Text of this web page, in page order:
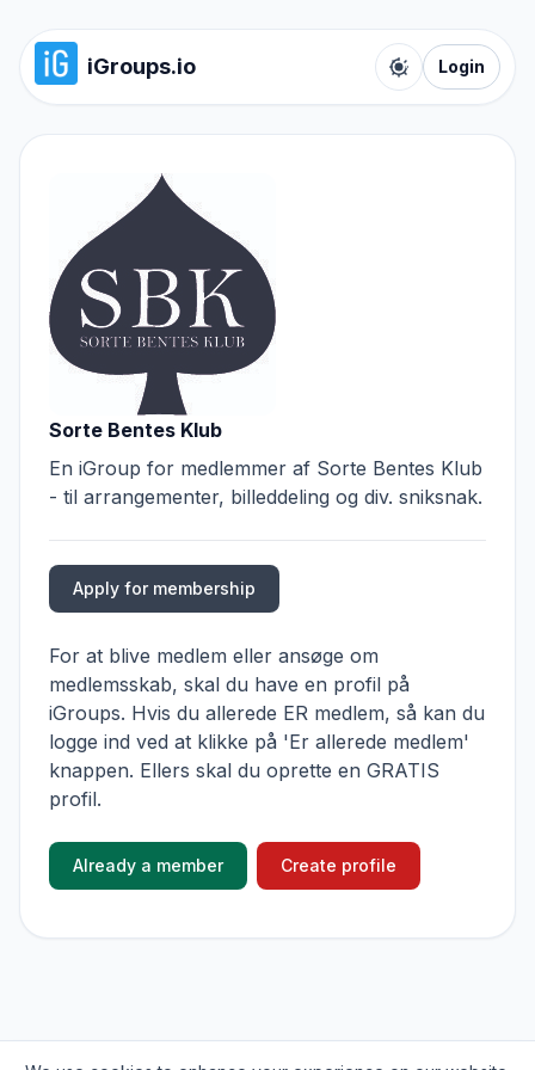
iGroups.io
Toggle color
Login
Sorte Bentes Klub
En iGroup for medlemmer af Sorte Bentes Klub
- til arrangementer, billeddeling og div. sniksnak.
Apply for membership
For at blive medlem eller ansøge om
medlemsskab, skal du have en profil på
iGroups. Hvis du allerede ER medlem, så kan du
logge ind ved at klikke på 'Er allerede medlem'
knappen. Ellers skal du oprette en GRATIS
profil.
Already a member Create profile